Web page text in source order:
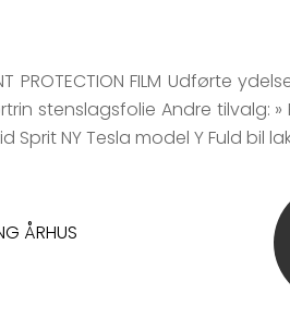
PROTECTION FILM Udførte
stenslagsfolie Andre tilvalg:
NY Tesla model Y Fuld bil